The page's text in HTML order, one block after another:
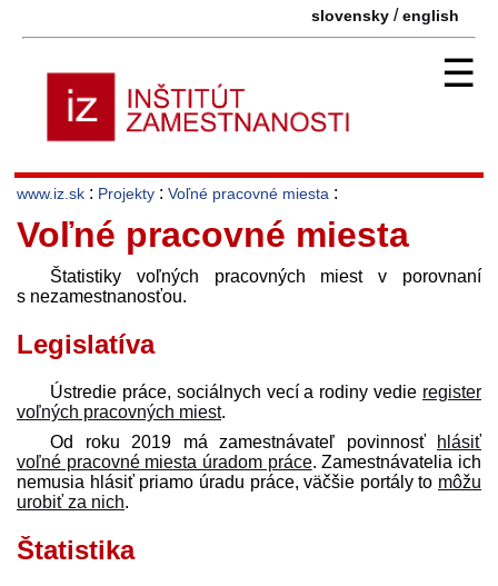
slovensky /english
☰
www.iz.sk : Projekty : Voľné pracovné miesta :
Voľné pracovné miesta
Štatistiky voľných pracovných miest v porovnaní
s nezamestnanosťou.
Legislatíva
Ústredie práce, sociálnych vecí a rodiny vedie register
voľných pracovných miest.
Od roku 2019 má zamest­návateľ povinnosť
hlásiť
voľné pracovné miesta úradom práce. Zamest­návatelia ich
nemusia hlásiť priamo úradu práce, väčšie portály to môžu
urobiť za nich.
Štatistika